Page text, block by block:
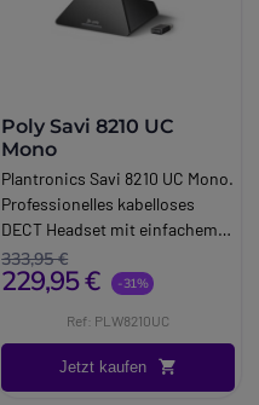
Poly Savi 8210 UC
Mono
Plantronics Savi 8210 UC Mono.
Professionelles kabelloses
DECT Headset mit einfachem
Anschluss über USB Dongle
Genießen Sie einfach bessere
333,95 €
229,95 € -31%
Ref: PLW8210UC
Jetzt kaufen